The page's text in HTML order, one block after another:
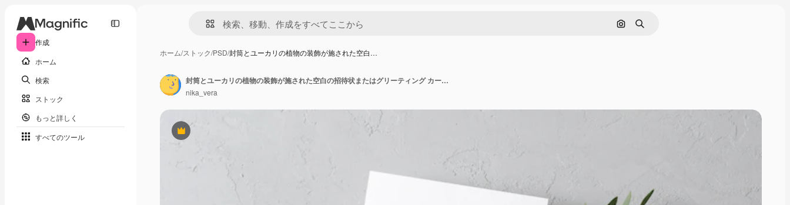
作成
ホーム
検索
ストック
もっと詳しく
すべてのツール
画像で検索
検索
ホーム/ストック/PSD/封筒とユーカリの植物の装飾が施された空白…
Premium
封筒とユーカリの植物の装飾が施された空白の招待状またはグリーティング カードのモックアップ
nika_vera